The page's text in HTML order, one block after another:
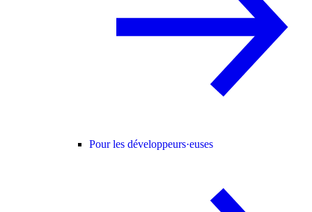
Pour les développeurs·euses